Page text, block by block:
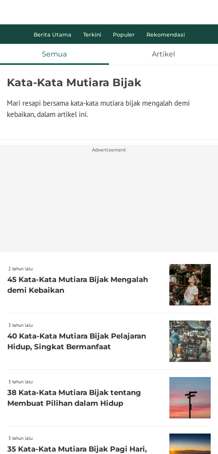
Berita Utama Terkini Populer Rekomendasi
Semua Artikel
Kata-Kata Mutiara Bijak
Mari resapi bersama kata-kata mutiara bijak mengalah demi
kebaikan, dalam artikel ini.
Advertisement
2 tahun lalu
45 Kata-Kata Mutiara Bijak Mengalah
demi Kebaikan
3 tahun lalu
40 Kata-Kata Mutiara Bijak Pelajaran
Hidup, Singkat Bermanfaat
3 tahun lalu
38 Kata-Kata Mutiara Bijak tentang
Membuat Pilihan dalam Hidup
3 tahun lalu
35 Kata-Kata Mutiara Bijak Pagi Hari,